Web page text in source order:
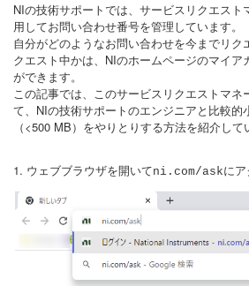
NIの技術サポートでは、サービスリクエスト
用してお問い合わせ番号を管理しています。
自分がどのようなお問い合わせを今までリク
クエスト中かは、NIのホームページのマイア
ができます。
この記事では、このサービスリクエストマネ
て、NIの技術サポートのエンジニアと比較的
（<500 MB）をやりとりする方法を紹介して
1. ウェブブラウザを開いてni.com/askにア